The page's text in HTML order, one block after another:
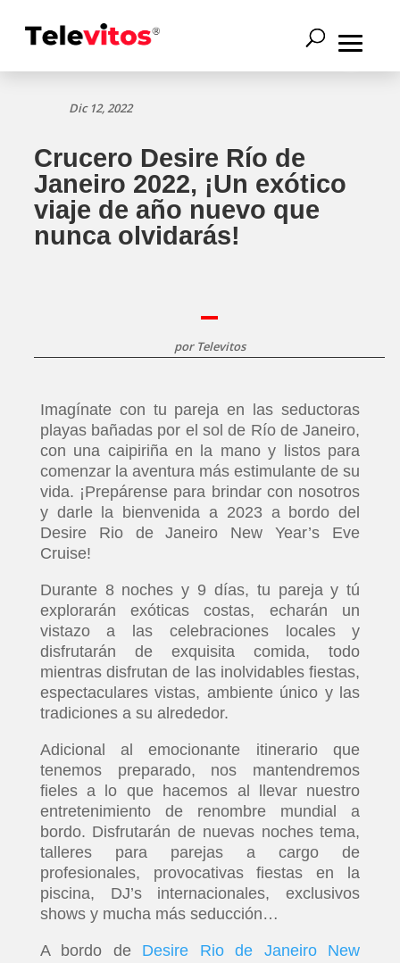
Dic 12, 2022
Crucero Desire Río de
Janeiro 2022, ¡Un exótico
viaje de año nuevo que
nunca olvidarás!
por Televitos
Imagínate con tu pareja en las seductoras
playas bañadas por el sol de Río de Janeiro,
con una caipiriña en la mano y listos para
comenzar la aventura más estimulante de su
vida. ¡Prepárense para brindar con nosotros
y darle la bienvenida a 2023 a bordo del
Desire Rio de Janeiro New Year’s Eve
Cruise!
Durante 8 noches y 9 días, tu pareja y tú
explorarán exóticas costas, echarán un
vistazo a las celebraciones locales y
disfrutarán de exquisita comida, todo
mientras disfrutan de las inolvidables fiestas,
espectaculares vistas, ambiente único y las
tradiciones a su alrededor.
Adicional al emocionante itinerario que
tenemos preparado, nos mantendremos
fieles a lo que hacemos al llevar nuestro
entretenimiento de renombre mundial a
bordo. Disfrutarán de nuevas noches tema,
talleres para parejas a cargo de
profesionales, provocativas fiestas en la
piscina, DJ’s internacionales, exclusivos
shows y mucha más seducción…
A bordo de Desire Rio de Janeiro New